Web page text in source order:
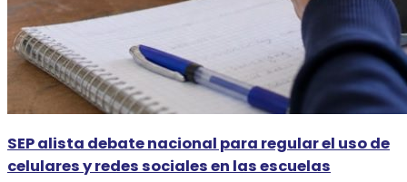
SEP alista debate nacional para regular el uso de
celulares y redes sociales en las escuelas